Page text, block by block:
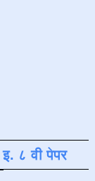
इ. ८ वी पेपर